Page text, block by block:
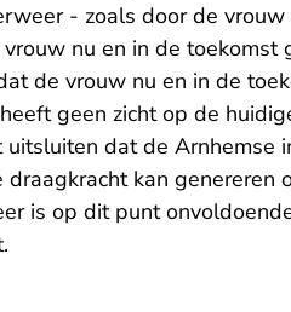
- zoals door de
nu en in de toekomst
de vrouw nu en in de
geen zicht op de
dat de Arnhemse
kan genereren
is op dit punt